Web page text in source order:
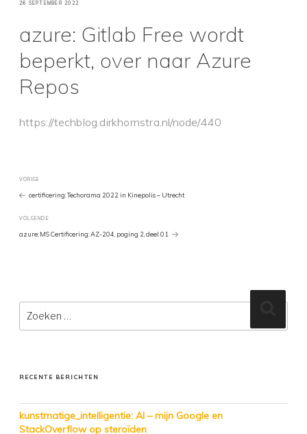
GEPLAATST
26 SEPTEMBER 2022
azure: Gitlab Free wordt
beperkt, over naar Azure
Repos
https://techblog.dirkhornstra.nl/node/440
Bericht
navigatie
Vorig
bericht
VORIGE
certificering: Techorama 2022 in Kinepolis – Utrecht
Volgend
Bericht
VOLGENDE
azure: MS Certificering: AZ-204, poging 2, deel 01
Zoeken
naar:
RECENTE BERICHTEN
kunstmatige_intelligentie: AI – mijn Google en
StackOverflow op steroïden